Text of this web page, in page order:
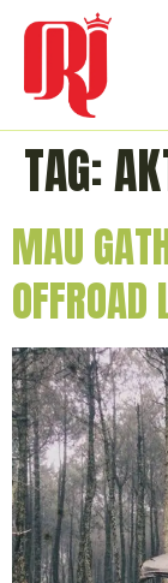
TAG:
MAU
OFFROAD